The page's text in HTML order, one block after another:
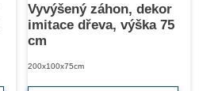
Vyvýšený záhon, dekor
imitace dřeva, výška 75
cm
200x100x75cm